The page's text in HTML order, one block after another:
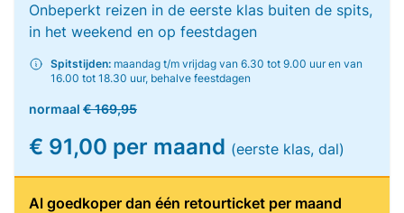
Onbeperkt reizen in de eerste klas buiten de spits,
in het weekend en op feestdagen
Spitstijden: maandag t/m vrijdag van 6.30 tot 9.00 uur en van
16.00 tot 18.30 uur, behalve feestdagen
normaal € 169,95
€ 91,00 per maand (eerste klas, dal)
Al goedkoper dan één retourticket per maand